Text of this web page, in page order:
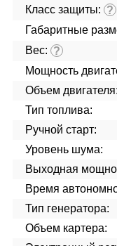
Класс защиты: ?
Габаритные
Вес: ?
Мощность
Объем двигателя:
Тип топлива:
Ручной старт:
Уровень шума:
Выходная
Время
Тип генератора:
Объем картера: